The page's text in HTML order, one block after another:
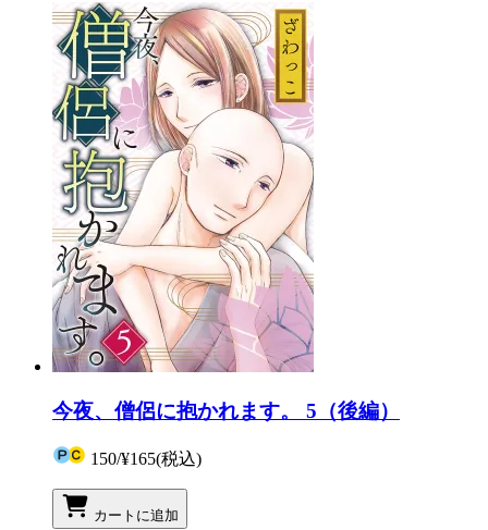
今夜、僧侶に抱かれます。 5（後編）
150/¥165(税込)
カートに追加